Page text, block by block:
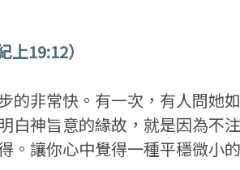
19:12）
的非常快。有一次，有人問她
白神旨意的緣故，就是因為不
。讓你心中覺得一種平穩微小